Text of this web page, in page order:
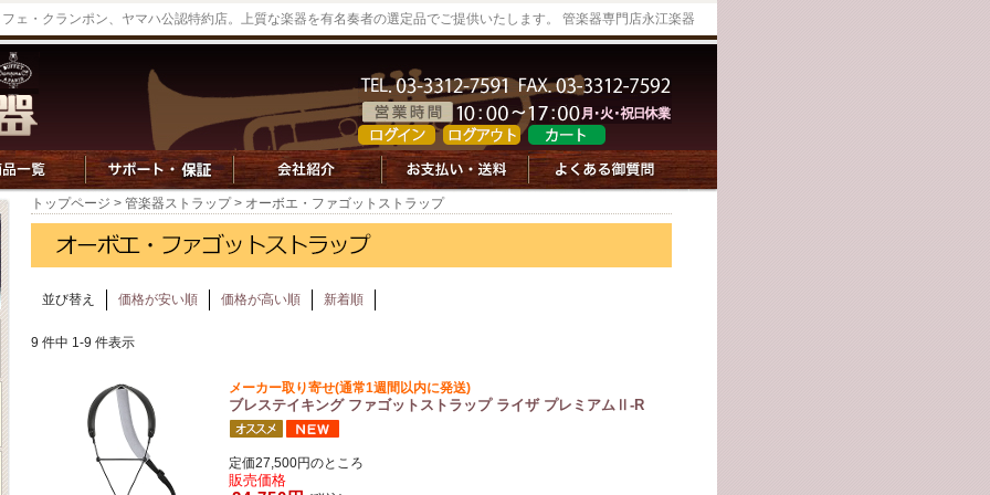
ェ・クランポン、ヤマハ公認特約店。上質な楽器を有名奏者の選定品でご提供いたします。 管楽器専門店永江楽器
トップページ > 管楽器ストラップ> オーボエ・ファゴットストラップ
並び替え 価格が安い順 価格が高い順 新着順
9 件中 1-9 件表示
メーカー取り寄せ(通常1週間以内に発送)
ブレステイキング ファゴットストラップ ライザ プレミアムⅡ-R
定価27,500円のところ
販売価格